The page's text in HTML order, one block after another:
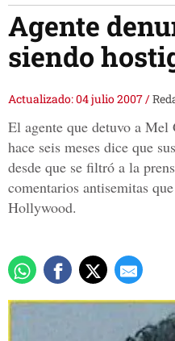
Agente
siendo
Actualizado: 04 julio 2007/
El agente que detuvo a
hace seis meses dice que
desde que se filtró a la
comentarios antisemitas
Hollywood.